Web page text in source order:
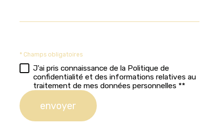
* Champs obligatoires
J'ai pris connaissance de la Politique de
confidentialité et des informations relatives au
traitement de mes données personnelles **
envoyer